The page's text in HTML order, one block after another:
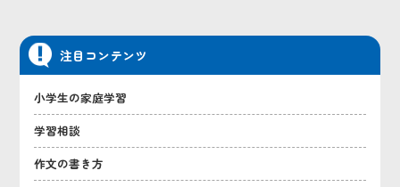
注目コンテンツ
小学生の家庭学習
学習相談
作文の書き方